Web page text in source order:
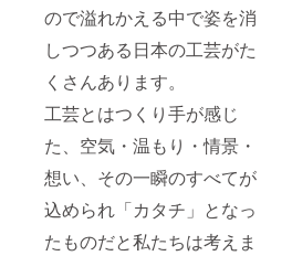
ので溢れかえる中で姿を消
しつつある日本の工芸がた
くさんあります。
工芸とはつくり手が感じ
た、空気・温もり・情景・
想い、その一瞬のすべてが
込められ「カタチ」となっ
たものだと私たちは考えま